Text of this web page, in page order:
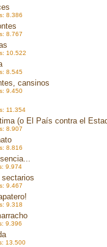
8.386
8.767
10.522
8.545
cansinos
9.450
11.354
(o El País contra el
8.907
8.816
9.974
9.467
9.318
9.396
13.500